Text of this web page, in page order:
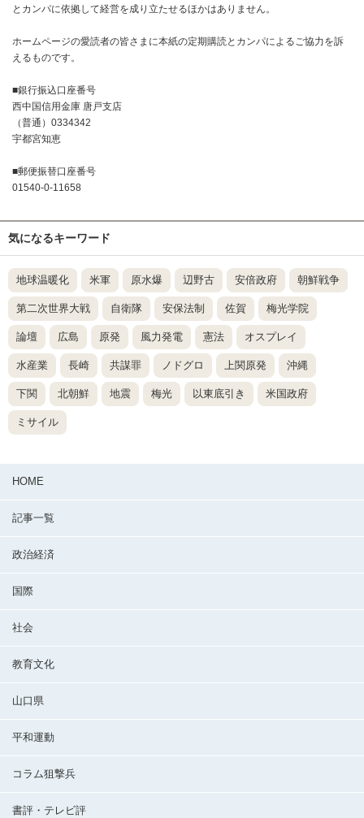
とカンパに依拠して経営を成り立たせるほかはありません。
ホームページの愛読者の皆さまに本紙の定期購読とカンパによるご協力を訴
えるものです。
■銀行振込口座番号
西中国信用金庫 唐戸支店
（普通）0334342
宇都宮知恵
■郵便振替口座番号
01540-0-11658
気になるキーワード
地球温暖化 米軍 原水爆 辺野古 安倍政府 朝鮮戦争
第二次世界大戦 自衛隊 安保法制 佐賀 梅光学院
論壇 広島 原発 風力発電 憲法 オスプレイ
水産業 長崎 共謀罪 ノドグロ 上関原発 沖縄
下関 北朝鮮 地震 梅光 以東底引き 米国政府
ミサイル
HOME
記事一覧
政治経済
国際
社会
教育文化
山口県
平和運動
コラム狙撃兵
書評・テレビ評